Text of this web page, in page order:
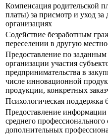
Компенсация родительской
платы) за присмотр и уход за
организациях
Содействие безработным
переселении в другую
Предоставление по
организации участия
предпринимательства в
числе инновационной
продукции, конкретных
Психологическая поддержка
Предоставление
среднего профессионального
дополнительных